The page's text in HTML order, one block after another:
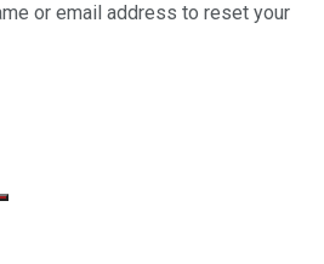
or email address to reset your